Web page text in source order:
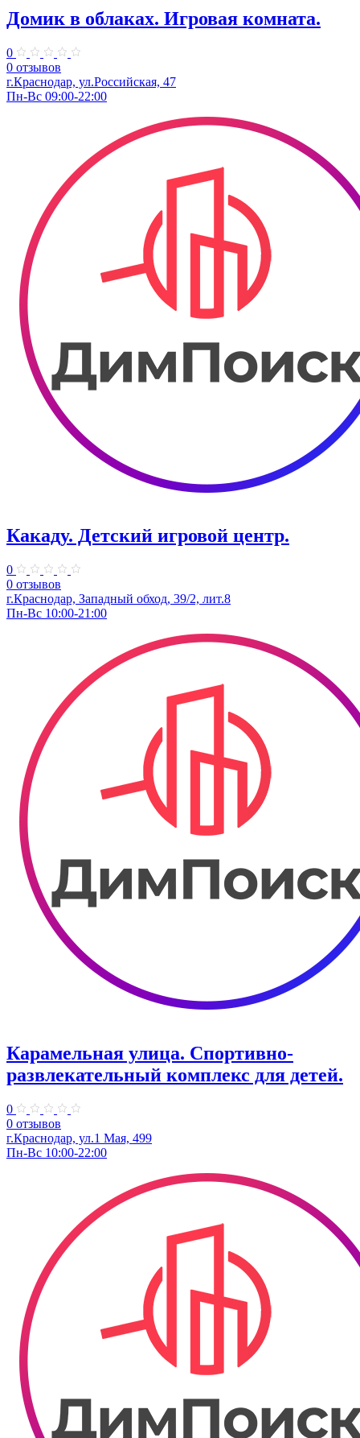
Домик в облаках. ​Игровая комната.
0
0 отзывов
г.Краснодар, ул.​Российская, 47
Пн-Вс 09:00-22:00
Какаду. ​Детский игровой центр.
0
0 отзывов
г.Краснодар, Западный обход, 39/2, лит.8
Пн-Вс 10:00-21:00
Карамельная улица. ​Спортивно-
развлекательный комплекс для детей.
0
0 отзывов
г.Краснодар, ул.1 Мая, 499
Пн-Вс 10:00-22:00